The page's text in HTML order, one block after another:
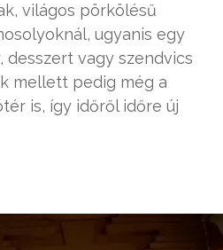
világos pörkölésű
ugyanis egy
vagy szendvics
mellett pedig még a
is, így időről időre új